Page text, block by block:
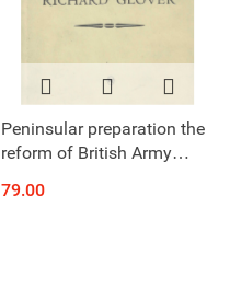
Peninsular preparation the
reform of British Army
79.00